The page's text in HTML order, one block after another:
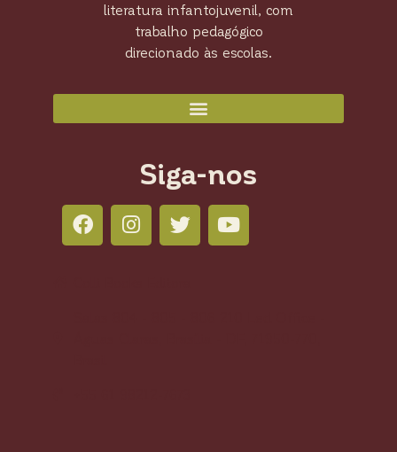
literatura infantojuvenil, com
trabalho pedagógico
direcionado às escolas.
Siga-nos